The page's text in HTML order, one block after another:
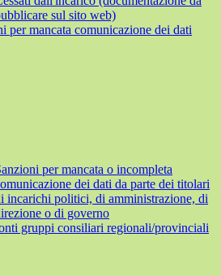
sul sito web)
per mancata comunicazione dei dati
per mancata o incompleta
dei dati da parte dei titolari
incarichi politici, di amministrazione, di
o di governo
gruppi consiliari regionali/provinciali